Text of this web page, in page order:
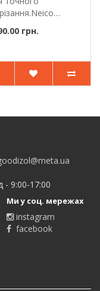
грн.
- 9:00-17:00
Ми у соц. мережах
instagram
facebook